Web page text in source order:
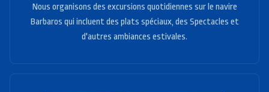
Nous organisons des excursions quotidiennes sur le navire
Barbaros qui incluent des plats spéciaux, des Spectacles et
d'autres ambiances estivales.